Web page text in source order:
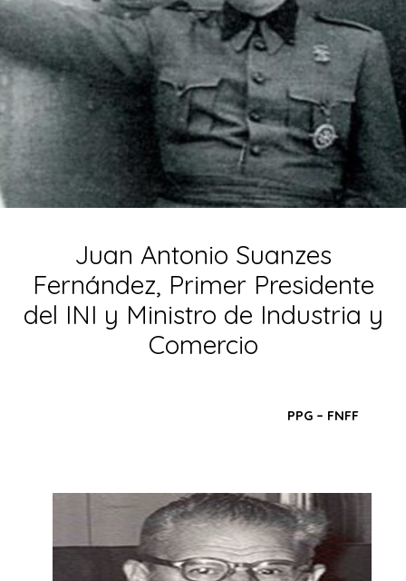
Juan Antonio Suanzes
Fernández, Primer Presidente
del INI y Ministro de Industria y
Comercio
PPG – FNFF